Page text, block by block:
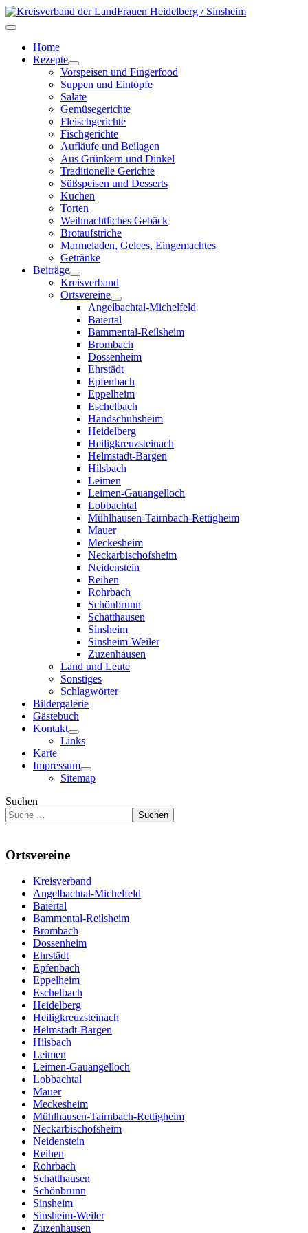
Home
Rezepte
Vorspeisen und Fingerfood
Suppen und Eintöpfe
Salate
Gemüsegerichte
Fleischgerichte
Fischgerichte
Aufläufe und Beilagen
Aus Grünkern und Dinkel
Traditionelle Gerichte
Süßspeisen und Desserts
Kuchen
Torten
Weihnachtliches Gebäck
Brotaufstriche
Marmeladen, Gelees, Eingemachtes
Getränke
Beiträge
Kreisverband
Ortsvereine
Angelbachtal-Michelfeld
Baiertal
Bammental-Reilsheim
Brombach
Dossenheim
Ehrstädt
Epfenbach
Eppelheim
Eschelbach
Handschuhsheim
Heidelberg
Heiligkreuzsteinach
Helmstadt-Bargen
Hilsbach
Leimen
Leimen-Gauangelloch
Lobbachtal
Mühlhausen-Tairnbach-Rettigheim
Mauer
Meckesheim
Neckarbischofsheim
Neidenstein
Reihen
Rohrbach
Schönbrunn
Schatthausen
Sinsheim
Sinsheim-Weiler
Zuzenhausen
Land und Leute
Sonstiges
Schlagwörter
Bildergalerie
Gästebuch
Kontakt
Links
Karte
Impressum
Sitemap
Suchen
Suchen
Ortsvereine
Kreisverband
Angelbachtal-Michelfeld
Baiertal
Bammental-Reilsheim
Brombach
Dossenheim
Ehrstädt
Epfenbach
Eppelheim
Eschelbach
Heidelberg
Heiligkreuzsteinach
Helmstadt-Bargen
Hilsbach
Leimen
Leimen-Gauangelloch
Lobbachtal
Mauer
Meckesheim
Mühlhausen-Tairnbach-Rettigheim
Neckarbischofsheim
Neidenstein
Reihen
Rohrbach
Schatthausen
Schönbrunn
Sinsheim
Sinsheim-Weiler
Zuzenhausen